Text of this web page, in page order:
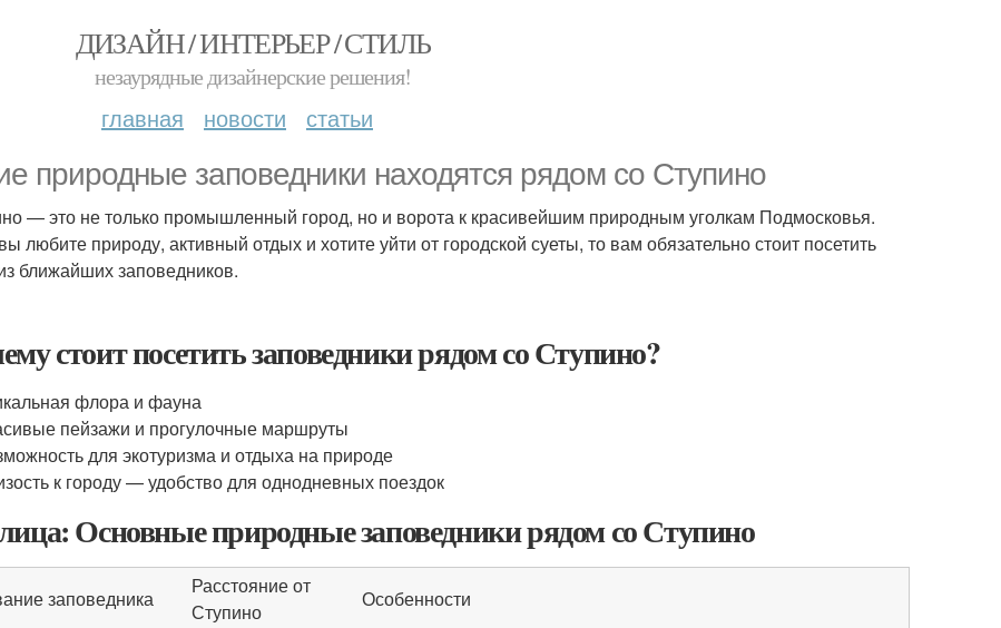
ДИЗАЙН / ИНТЕРЬЕР / СТИЛЬ
незаурядные дизайнерские решения!
главная новости статьи
природные заповедники находятся рядом со Ступино
— это не только промышленный город, но и ворота к красивейшим природным уголкам Подмосковья.
любите природу, активный отдых и хотите уйти от городской суеты, то вам обязательно стоит посетить
ближайших заповедников.
стоит посетить заповедники рядом со Ступино?
флора и фауна
пейзажи и прогулочные маршруты
для экотуризма и отдыха на природе
к городу — удобство для однодневных поездок
Основные природные заповедники рядом со Ступино
заповедника
Расстояние от
Ступино
Особенности